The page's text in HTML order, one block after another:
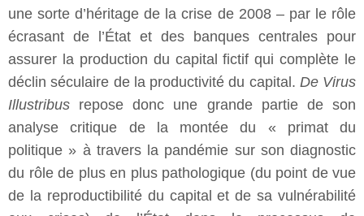
une sorte d’héritage de la crise de 2008 – par le rôle
écrasant de l’État et des banques centrales pour
assurer la production du capital fictif qui complète le
déclin séculaire de la productivité du capital. De Virus
Illustribus repose donc une grande partie de son
analyse critique de la montée du « primat du
politique » à travers la pandémie sur son diagnostic
du rôle de plus en plus pathologique (du point de vue
de la reproductibilité du capital et de sa vulnérabilité